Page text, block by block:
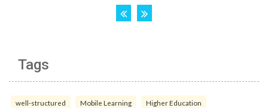
Tags
well-structured Mobile Learning Higher Education